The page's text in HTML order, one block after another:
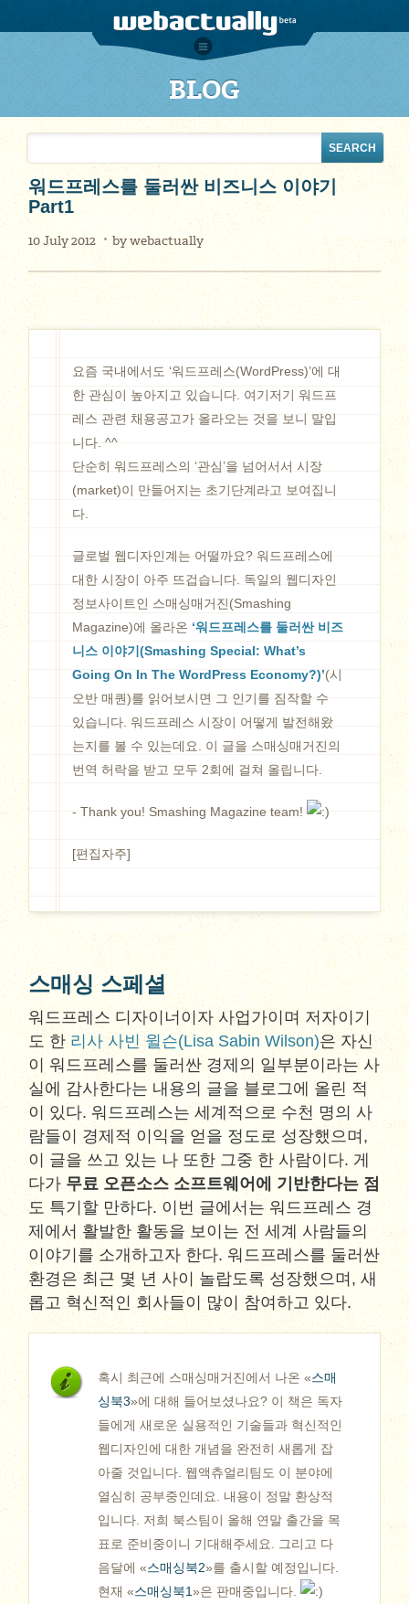
BLOG
워드프레스를 둘러싼 비즈니스 이야기
Part1
10 July 2012 bywebactually
요즘 국내에서도 ‘워드프레스(WordPress)’에 대
한 관심이 높아지고 있습니다. 여기저기 워드프
레스 관련 채용공고가 올라오는 것을 보니 말입
니다. ^^
단순히 워드프레스의 ‘관심’을 넘어서서 시장
(market)이 만들어지는 초기단계라고 보여집니
다.
글로벌 웹디자인계는 어떨까요? 워드프레스에
대한 시장이 아주 뜨겁습니다. 독일의 웹디자인
정보사이트인 스매싱매거진(Smashing
Magazine)에 올라온 ‘워드프레스를 둘러싼 비즈
니스 이야기(Smashing Special: What’s
Going On In The WordPress Economy?)’(시
오반 매퀀)를 읽어보시면 그 인기를 짐작할 수
있습니다. 워드프레스 시장이 어떻게 발전해왔
는지를 볼 수 있는데요. 이 글을 스매싱매거진의
번역 허락을 받고 모두 2회에 걸쳐 올립니다.
- Thank you! Smashing Magazine team!
[편집자주]
스매싱 스페셜
워드프레스 디자이너이자 사업가이며 저자이기
도 한리사 사빈 윌슨(Lisa Sabin Wilson)은 자신
이 워드프레스를 둘러싼 경제의 일부분이라는 사
실에 감사한다는 내용의 글을 블로그에 올린 적
이 있다. 워드프레스는 세계적으로 수천 명의 사
람들이 경제적 이익을 얻을 정도로 성장했으며,
이 글을 쓰고 있는 나 또한 그중 한 사람이다. 게
다가 무료 오픈소스 소프트웨어에 기반한다는 점
도 특기할 만하다. 이번 글에서는 워드프레스 경
제에서 활발한 활동을 보이는 전 세계 사람들의
이야기를 소개하고자 한다. 워드프레스를 둘러싼
환경은 최근 몇 년 사이 놀랍도록 성장했으며, 새
롭고 혁신적인 회사들이 많이 참여하고 있다.
혹시 최근에 스매싱매거진에서 나온 «스매
싱북3»에 대해 들어보셨나요? 이 책은 독자
들에게 새로운 실용적인 기술들과 혁신적인
웹디자인에 대한 개념을 완전히 새롭게 잡
아줄 것입니다. 웹액츄얼리팀도 이 분야에
열심히 공부중인데요. 내용이 정말 환상적
입니다. 저희 북스팀이 올해 연말 출간을 목
표로 준비중이니 기대해주세요. 그리고 다
음달에 «스매싱북2»를 출시할 예정입니다.
현재 «스매싱북1»은 판매중입니다.